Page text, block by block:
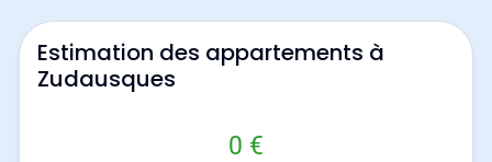
Estimation des appartements à
Zudausques
0 €